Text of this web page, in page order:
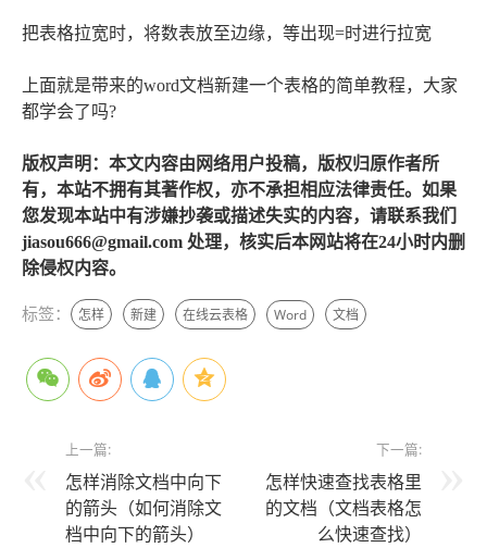
把表格拉宽时，将数表放至边缘，等出现=时进行拉宽
上面就是带来的word文档新建一个表格的简单教程，大家
都学会了吗?
版权声明：本文内容由网络用户投稿，版权归原作者所
有，本站不拥有其著作权，亦不承担相应法律责任。如果
您发现本站中有涉嫌抄袭或描述失实的内容，请联系我们
jiasou666@gmail.com 处理，核实后本网站将在24小时内删
除侵权内容。
标签： 怎样 新建 在线云表格 Word 文档
上一篇:
怎样消除文档中向下
的箭头（如何消除文
档中向下的箭头）
下一篇:
怎样快速查找表格里
的文档（文档表格怎
么快速查找）